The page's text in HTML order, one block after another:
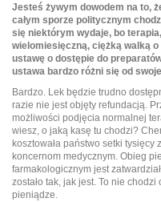
Jesteś żywym dowodem na to,
całym sporze politycznym
się niektórym wydaje, bo
wielomiesięczną, ciężką walką
ustawę o dostępie do
ustawa bardzo różni się od
Bardzo. Lek będzie trudno
razie nie jest objęty refundacją.
możliwości podjęcia normalnej
wiesz, o jaką kasę tu chodzi?
kosztowała państwo setki tysięcy
koncernom medycznym. Obieg
farmakologicznym jest
zostało tak, jak jest. To nie
pieniądze.